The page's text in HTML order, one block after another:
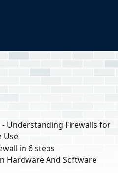
- Understanding Firewalls for
Use
in 6 steps
Hardware And Software